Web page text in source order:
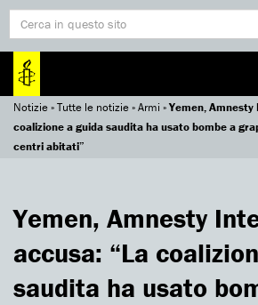
Notizie»Tutte le notizie»Armi »Yemen,
coalizione a guida saudita ha usato bombe a
centri abitati”
Yemen, Amnesty
accusa: “La
saudita ha usato